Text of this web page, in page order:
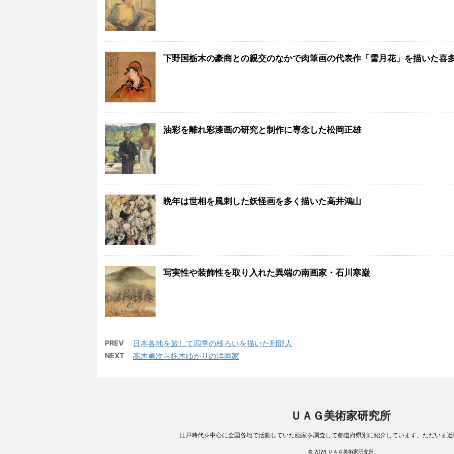
下野国栃木の豪商との親交のなかで肉筆画の代表作「雪月花」を描いた喜
油彩を離れ彩漆画の研究と制作に専念した松岡正雄
晩年は世相を風刺した妖怪画を多く描いた高井鴻山
写実性や装飾性を取り入れた異端の南画家・石川寒巌
PREV 日本各地を旅して四季の移ろいを描いた刑部人
NEXT 高木勇次ら栃木ゆかりの洋画家
ＵＡＧ美術家研究所
江戸時代を中心に全国各地で活動していた画家を調査して都道府県別に紹介しています。ただいま
© 2026 ＵＡＧ美術家研究所